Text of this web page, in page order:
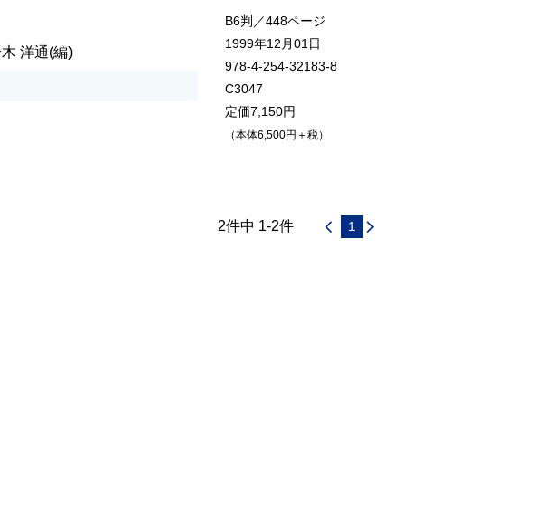
洋通(編)
B6判／448ページ
1999年12月01日
978-4-254-32183-8
C3047
定価7,150円
（本体6,500円＋税）
2件中 1-2件 1